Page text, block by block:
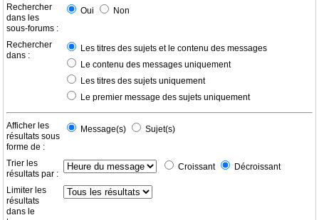
Rechercher
dans les
sous-forums :
Oui Non
Rechercher
dans :
Les titres des sujets et le contenu des messages
Le contenu des messages uniquement
Les titres des sujets uniquement
Le premier message des sujets uniquement
Afficher les
résultats sous
forme de :
Message(s) Sujet(s)
Trier les
résultats par :
Croissant Décroissant
Limiter les
résultats
dans le